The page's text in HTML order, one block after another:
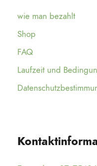
wie man bezahlt
Shop
FAQ
Laufzeit und